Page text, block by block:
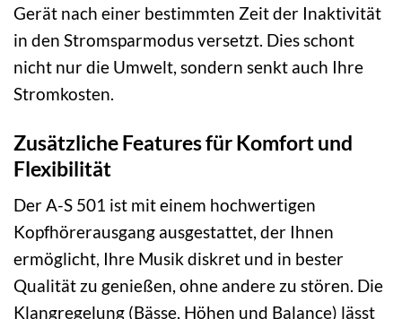
Gerät nach einer bestimmten Zeit der Inaktivität
in den Stromsparmodus versetzt. Dies schont
nicht nur die Umwelt, sondern senkt auch Ihre
Stromkosten.
Zusätzliche Features für Komfort und
Flexibilität
Der A-S 501 ist mit einem hochwertigen
Kopfhörerausgang ausgestattet, der Ihnen
ermöglicht, Ihre Musik diskret und in bester
Qualität zu genießen, ohne andere zu stören. Die
Klangregelung (Bässe, Höhen und Balance) lässt